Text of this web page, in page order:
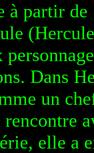
à partir
Dans
un
rencontre
elle a